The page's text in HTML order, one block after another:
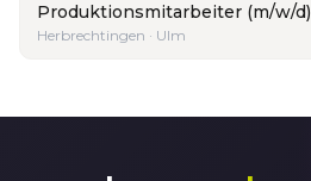
Produktionsmitarbeiter (m/w/d)
Herbrechtingen · Ulm